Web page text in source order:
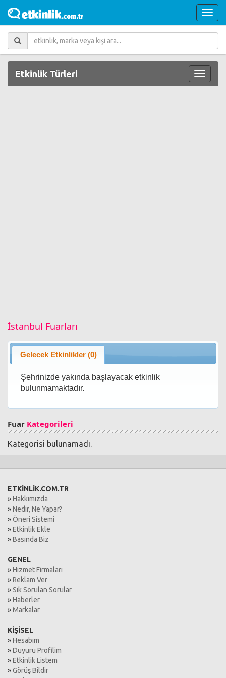
Etkinlik Türleri
İstanbul Fuarları
Gelecek Etkinlikler (0)
Şehrinizde yakında başlayacak etkinlik
bulunmamaktadır.
Fuar Kategorileri
Kategorisi bulunamadı.
ETKİNLİK.COM.TR
»Hakkımızda
»Nedir, Ne Yapar?
»Öneri Sistemi
»Etkinlik Ekle
»Basında Biz
GENEL
»Hizmet Firmaları
»Reklam Ver
»Sık Sorulan Sorular
»Haberler
»Markalar
KİŞİSEL
»Hesabım
»Duyuru Profilim
»Etkinlik Listem
»Görüş Bildir